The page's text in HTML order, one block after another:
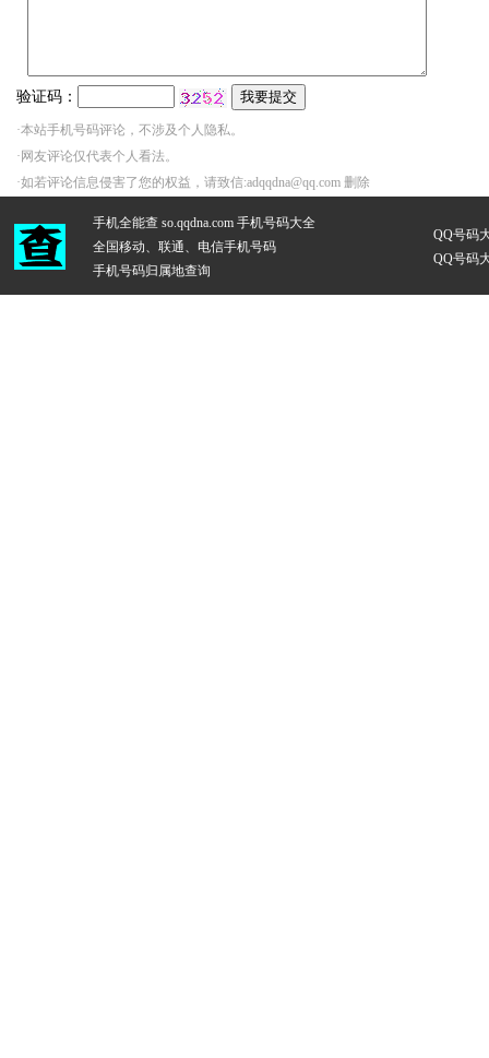
验证码：
·本站手机号码评论，不涉及个人隐私。
·网友评论仅代表个人看法。
·如若评论信息侵害了您的权益，请致信:adqqdna@qq.com 删除
手机全能查 so.qqdna.com 手机号码大全
全国移动、联通、电信手机号码
手机号码归属地查询
QQ号码
QQ号码